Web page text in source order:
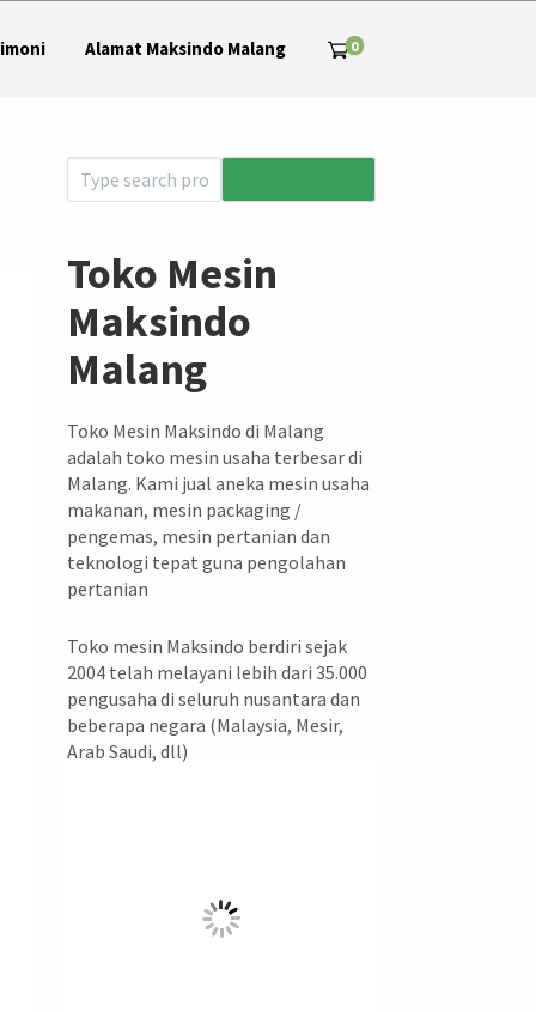
Alamat Maksindo Malang 0
Toko Mesin
Maksindo
Malang
Toko Mesin Maksindo di Malang
adalah toko mesin usaha terbesar di
Malang. Kami jual aneka mesin usaha
makanan, mesin packaging /
pengemas, mesin pertanian dan
teknologi tepat guna pengolahan
pertanian
Toko mesin Maksindo berdiri sejak
2004 telah melayani lebih dari 35.000
pengusaha di seluruh nusantara dan
beberapa negara (Malaysia, Mesir,
Arab Saudi, dll)